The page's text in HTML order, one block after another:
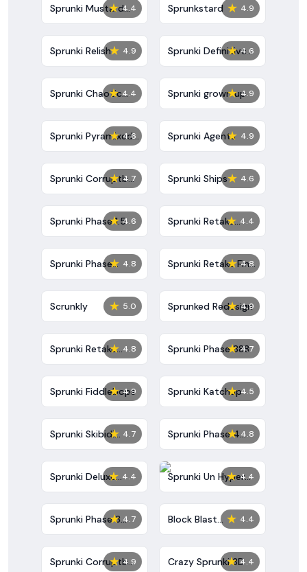
★ 4.4
Sprunki Mustard
Phase 2
★ 4.9
Sprunkstard
★ 4.9
Sprunki Relish ★ 4.6
Sprunki Definitive
Phase 7
★ 4.4
Sprunki Chaotic
Good
★ 4.9
Sprunki grown up
★ 4.6
Sprunki Pyramixed
0.9
★ 4.9
Sprunki Agents
★ 4.7
Sprunki Corruptbox
5
★ 4.6
Sprunki Ships
★ 4.6
Sprunki Phase 1.5 ★ 4.4
Sprunki Retake
Bonus
★ 4.8
Sprunki Phase
10000
★ 4.8
Sprunki Retake Final
Update
★ 5.0
Scrunkly ★ 4.9
Sprunked Redesign
★ 4.8
Sprunki Retake
Deluxe
★ 4.7
Sprunki Phase 888
★ 4.9
Sprunki Fiddlebops ★ 4.5
Sprunki Katchup
★ 4.7
Sprunki Skibidi
Toilet
★ 4.8
Sprunki Phase 4
Definitive
★ 4.4
Sprunki Deluxe
Retake
★ 4.4
Sprunki Un Hyper
Shifted Phase 4
★ 4.7
Sprunki Phase 3
Definitive
★ 4.4
Block Blast
Unblocked
★ 4.9
Sprunki Corruptbox
★ 4.4
Crazy Sprunki 3D